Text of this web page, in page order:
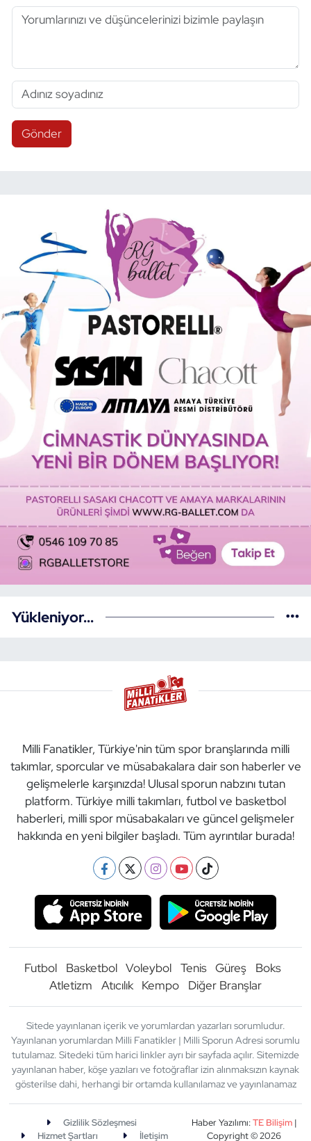
Gönder
Yükleniyor...
Milli Fanatikler, Türkiye'nin tüm spor branşlarında milli
takımlar, sporcular ve müsabakalara dair son haberler ve
gelişmelerle karşınızda! Ulusal sporun nabzını tutan
platform. Türkiye milli takımları, futbol ve basketbol
haberleri, milli spor müsabakaları ve güncel gelişmeler
hakkında en yeni bilgiler başladı. Tüm ayrıntılar burada!
Futbol Basketbol Voleybol Tenis Güreş
Boks
Atletizm
Atıcılık Kempo Diğer Branşlar
Sitede yayınlanan içerik ve yorumlardan yazarları sorumludur.
Yayınlanan yorumlardan Milli Fanatikler | Milli Sporun Adresi sorumlu
tutulamaz. Sitedeki tüm harici linkler ayrı bir sayfada açılır. Sitemizde
yayınlanan haber, köşe yazıları ve fotoğraflar izin alınmaksızın kaynak
gösterilse dahi, herhangi bir ortamda kullanılamaz ve yayınlanamaz
Gizlilik Sözleşmesi
Hizmet Şartları
İletişim
Haber Yazılımı:TE Bilişim|
Copyright © 2026